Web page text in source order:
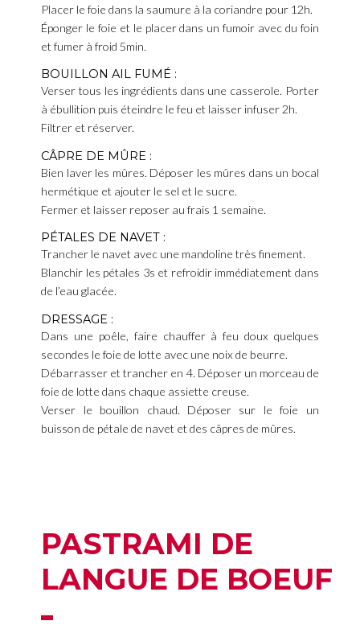
Placer le foie dans la saumure à la coriandre pour 12h.
Éponger le foie et le placer dans un fumoir avec du foin
et fumer à froid 5min.
BOUILLON AIL FUMÉ :
Verser tous les ingrédients dans une casserole. Porter
à ébullition puis éteindre le feu et laisser infuser 2h.
Filtrer et réserver.
CÂPRE DE MÛRE :
Bien laver les mûres. Déposer les mûres dans un bocal
hermétique et ajouter le sel et le sucre.
Fermer et laisser reposer au frais 1 semaine.
PÉTALES DE NAVET :
Trancher le navet avec une mandoline très finement.
Blanchir les pétales 3s et refroidir immédiatement dans
de l’eau glacée.
DRESSAGE :
Dans une poêle, faire chauffer à feu doux quelques
secondes le foie de lotte avec une noix de beurre.
Débarrasser et trancher en 4. Déposer un morceau de
foie de lotte dans chaque assiette creuse.
Verser le bouillon chaud. Déposer sur le foie un
buisson de pétale de navet et des câpres de mûres.
PASTRAMI DE
LANGUE DE BOEUF